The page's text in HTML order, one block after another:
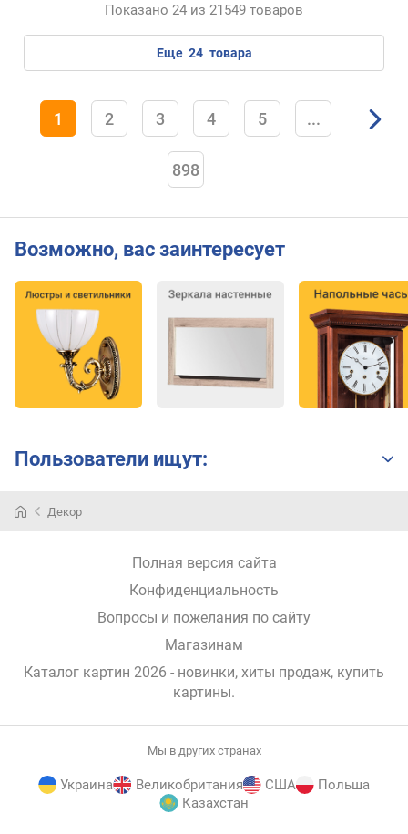
Показано 24 из 21549 товаров
еще 24 товара
1 2 3 4 5 ...
898
Возможно, вас заинтересует
Пользователи ищут:
художественного
деятельности,
используется
дизайнерских
Декор
Полная версия сайта
Конфиденциальность
Вопросы и пожелания по сайту
Магазинам
Каталог картин 2026 - новинки, хиты продаж, купить
картины.
Мы в других странах
Украина Великобритания США
Польша
Казахстан